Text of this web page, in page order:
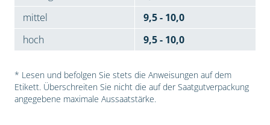
mittel
9,5 - 10,0
hoch
9,5 - 10,0
* Lesen und befolgen Sie stets die Anweisungen auf dem
Etikett. Überschreiten Sie nicht die auf der Saatgutverpackung
angegebene maximale Aussaatstärke.